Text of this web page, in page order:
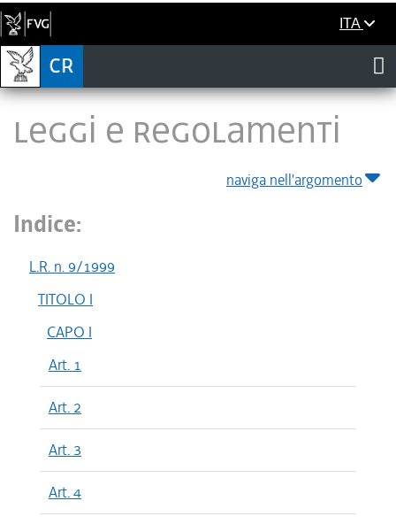
ITA
LEGGI E REGOLAMENTI
naviga nell'argomento
Indice:
L.R. n. 9/1999
TITOLO I
CAPO I
Art. 1
Art. 2
Art. 3
Art. 4